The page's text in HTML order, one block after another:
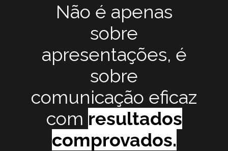
Não é apenas
sobre
apresentações, é
sobre
comunicação eficaz
com resultados
comprovados.